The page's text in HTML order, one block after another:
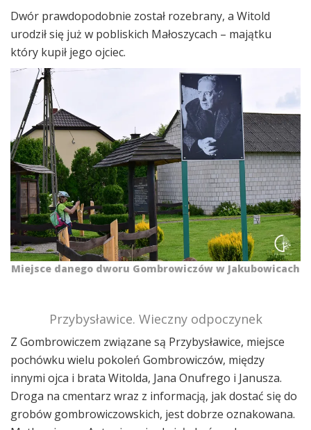
Dwór prawdopodobnie został rozebrany, a Witold
urodził się już w pobliskich Małoszycach – majątku
który kupił jego ojciec.
Miejsce danego dworu Gombrowiczów w Jakubowicach
Przybysławice. Wieczny odpoczynek
Z Gombrowiczem związane są Przybysławice, miejsce
pochówku wielu pokoleń Gombrowiczów, między
innymi ojca i brata Witolda, Jana Onufrego i Janusza.
Droga na cmentarz wraz z informacją, jak dostać się do
grobów gombrowiczowskich, jest dobrze oznakowana.